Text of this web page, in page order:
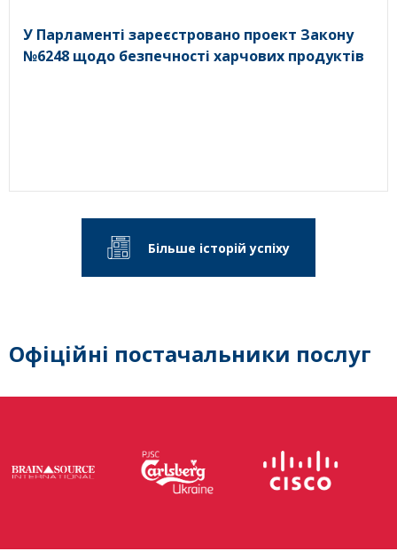
У Парламенті зареєстровано проект Закону
№6248 щодо безпечності харчових продуктів
Більше історій успіху
Офіційні постачальники послуг